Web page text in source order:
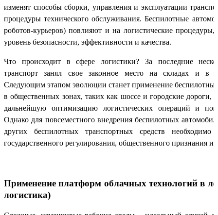
изменят способы сборки, управления и эксплуатации
процедуры технического обслуживания. Беспилотные
роботов-курьеров) повлияют и на логистические
уровень безопасности, эффективности и качества.
Что происходит в сфере логистики? За последние
транспорт занял свое законное место на складах и в
Следующим этапом эволюции станет применение
в общественных зонах, таких как шоссе и городские дороги,
дальнейшую оптимизацию логистических операций и
Однако для повсеместного внедрения беспилотных
других беспилотных транспортных средств необходимо
государственного регулирования, общественного признания и
Применение платформ облачных технологий в
логистика)